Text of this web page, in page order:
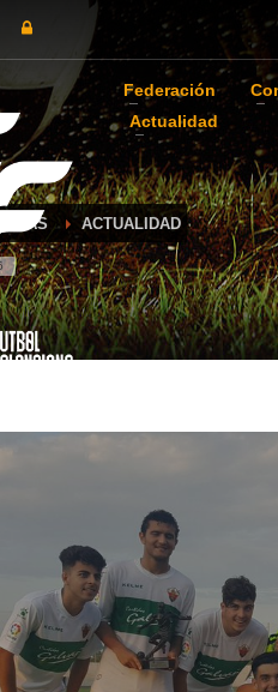
Federación
Actualidad
ACTUALIDAD